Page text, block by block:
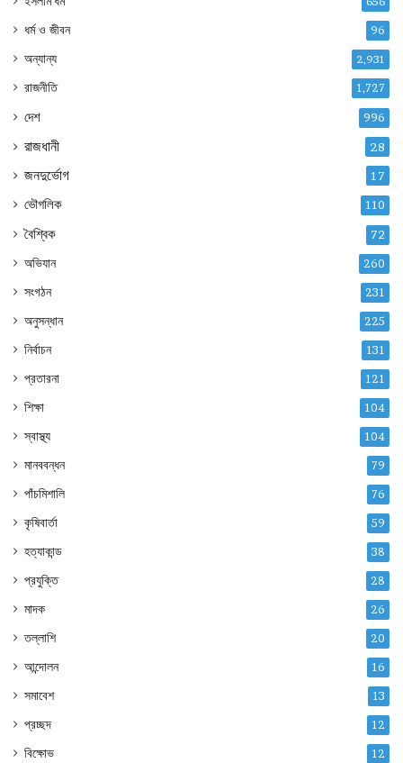
ধর্ম ও জীবন 96
অন্যান্য 2,931
রাজনীতি 1,727
দেশ 996
রাজধানী 28
জনদুর্ভোগ 17
ভৌগলিক 110
বৈশ্বিক 72
অভিযান 260
সংগঠন 231
অনুসন্ধান 225
নির্বাচন 131
প্রতারনা 121
শিক্ষা 104
স্বাস্থ্য 104
মানববন্ধন 79
পাঁচমিশালি 76
কৃষিবার্তা 59
হত্যাকান্ড 38
প্রযুক্তি 28
মাদক 26
তল্লাশি 20
আন্দোলন 16
সমাবেশ 13
প্রচ্ছদ 12
বিক্ষোভ 12